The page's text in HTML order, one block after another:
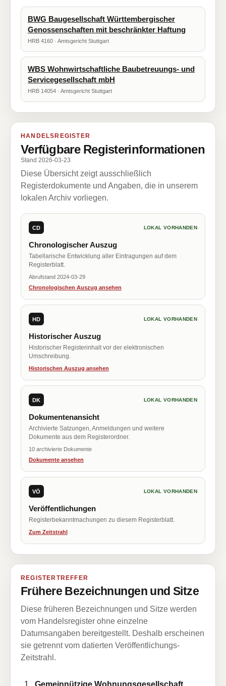
BWG Baugesellschaft Württembergischer
Genossenschaften mit beschränkter Haftung
HRB 4160 · Amtsgericht Stuttgart
WBS Wohnwirtschaftliche Baubetreuungs- und
Servicegesellschaft mbH
HRB 14054 · Amtsgericht Stuttgart
HANDELSREGISTER
Verfügbare Registerinformationen
Stand 2026-03-23
Diese Übersicht zeigt ausschließlich
Registerdokumente und Angaben, die in unserem
lokalen Archiv vorliegen.
CD LOKAL VORHANDEN
Chronologischer Auszug
Tabellarische Entwicklung aller Eintragungen auf dem
Registerblatt.
Abrufstand 2024-03-29
Chronologischen Auszug ansehen
HD LOKAL VORHANDEN
Historischer Auszug
Historischer Registerinhalt vor der elektronischen
Umschreibung.
Historischen Auszug ansehen
DK LOKAL VORHANDEN
Dokumentenansicht
Archivierte Satzungen, Anmeldungen und weitere
Dokumente aus dem Registerordner.
10 archivierte Dokumente
Dokumente ansehen
VÖ LOKAL VORHANDEN
Veröffentlichungen
Registerbekanntmachungen zu diesem Registerblatt.
Zum Zeitstrahl
REGISTERTREFFER
Frühere Bezeichnungen und Sitze
Diese früheren Bezeichnungen und Sitze werden
vom Handelsregister ohne einzelne
Datumsangaben bereitgestellt. Deshalb erscheinen
sie getrennt vom datierten Veröffentlichungs-
Zeitstrahl.
Gemeinnützige Wohnungsgesellschaft